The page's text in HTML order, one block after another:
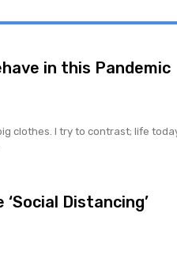
in this Pandemic
clothes. I try to contrast; life
Distancing’